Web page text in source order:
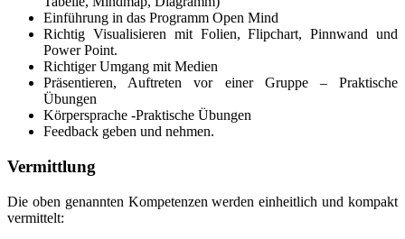
Einführung in das Programm Open Mind
Richtig Visualisieren mit Folien, Flipchart, Pinnwand und
Power Point.
Richtiger Umgang mit Medien
Präsentieren, Auftreten vor einer Gruppe – Praktische
Übungen
Körpersprache -Praktische Übungen
Feedback geben und nehmen.
Vermittlung
Die oben genannten Kompetenzen werden einheitlich und kompakt
vermittelt: